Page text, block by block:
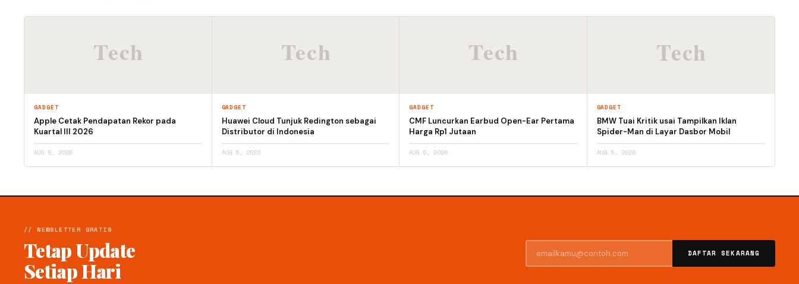
GADGET
Apple Cetak Pendapatan Rekor pada
Kuartal III 2026
AUG 5, 2026
GADGET
Huawei Cloud Tunjuk Redington sebagai
Distributor di Indonesia
AUG 5, 2026
GADGET
CMF Luncurkan Earbud Open-Ear Pertama
Harga Rp1 Jutaan
AUG 5, 2026
GADGET
BMW Tuai Kritik usai Tampilkan Iklan
Spider-Man di Layar Dasbor Mobil
AUG 5, 2026
// NEWSLETTER GRATIS
Tetap Update
Setiap Hari
DAFTAR SEKARANG